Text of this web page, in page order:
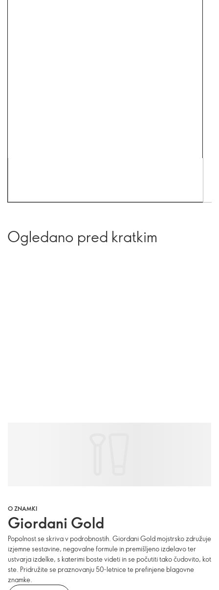
Ogledano pred kratkim
O ZNAMKI
Giordani Gold
Popolnost se skriva v podrobnostih. Giordani Gold mojstrsko združuje
izjemne sestavine, negovalne formule in premišljeno izdelavo ter
ustvarja izdelke, s katerimi boste videti in se počutiti tako čudovito, kot
ste. Pridružite se praznovanju 50-letnice te prefinjene blagovne
znamke.